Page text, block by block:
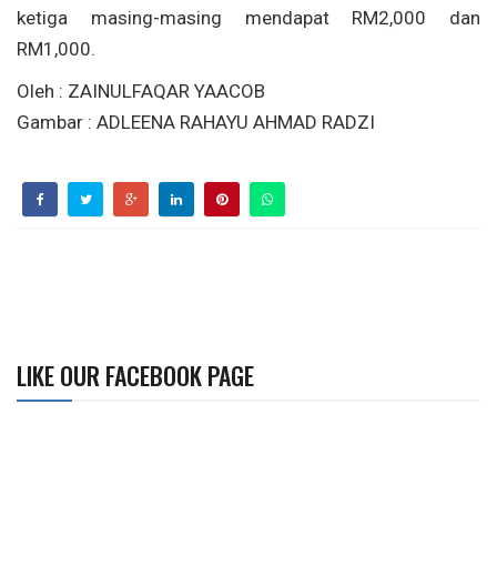
ketiga masing-masing mendapat RM2,000 dan
RM1,000.
Oleh : ZAINULFAQAR YAACOB
Gambar : ADLEENA RAHAYU AHMAD RADZI
LIKE OUR FACEBOOK PAGE